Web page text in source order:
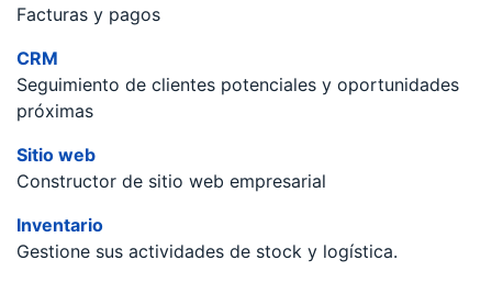
Facturas y pagos
CRM
Seguimiento de clientes potenciales y oportunidades
próximas
Sitio web
Constructor de sitio web empresarial
Inventario
Gestione sus actividades de stock y logística.